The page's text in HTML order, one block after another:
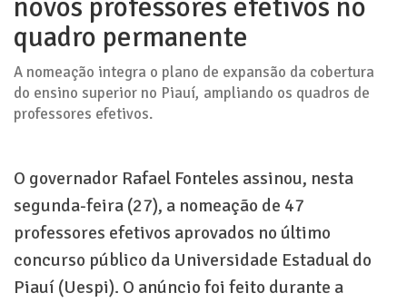
novos professores efetivos no
quadro permanente
A nomeação integra o plano de expansão da cobertura
do ensino superior no Piauí, ampliando os quadros de
professores efetivos.
O governador Rafael Fonteles assinou, nesta
segunda-feira (27), a nomeação de 47
professores efetivos aprovados no último
concurso público da Universidade Estadual do
Piauí (Uespi). O anúncio foi feito durante a